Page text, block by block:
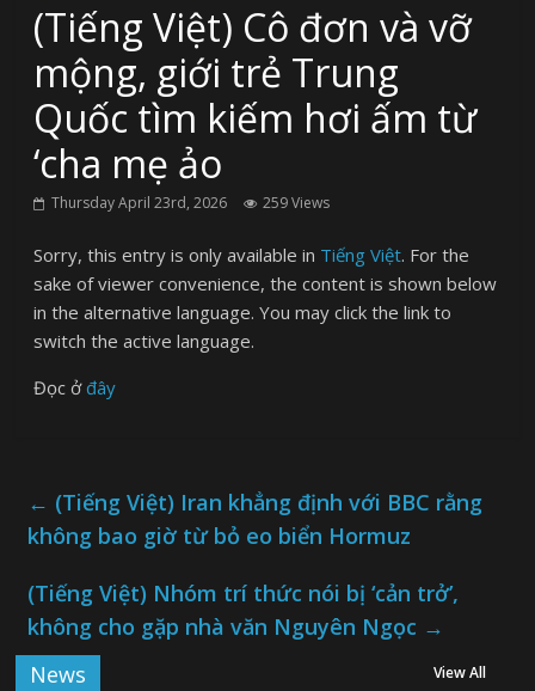
(Tiếng Việt) Cô đơn và vỡ
mộng, giới trẻ Trung
Quốc tìm kiếm hơi ấm từ
‘cha mẹ ảo
Thursday April 23rd, 2026 259 Views
Sorry, this entry is only available in Tiếng Việt. For the
sake of viewer convenience, the content is shown below
in the alternative language. You may click the link to
switch the active language.
Đọc ởđây
← (Tiếng Việt) Iran khẳng định với BBC rằng
không bao giờ từ bỏ eo biển Hormuz
(Tiếng Việt) Nhóm trí thức nói bị ‘cản trở’,
không cho gặp nhà văn Nguyên Ngọc →
News
View All